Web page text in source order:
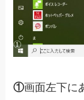
①画面左下に